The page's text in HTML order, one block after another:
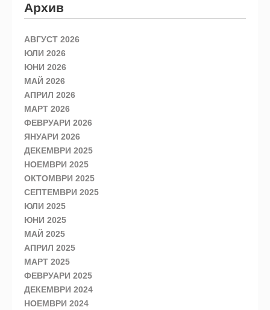
Архив
АВГУСТ 2026
ЮЛИ 2026
ЮНИ 2026
МАЙ 2026
АПРИЛ 2026
МАРТ 2026
ФЕВРУАРИ 2026
ЯНУАРИ 2026
ДЕКЕМВРИ 2025
НОЕМВРИ 2025
ОКТОМВРИ 2025
СЕПТЕМВРИ 2025
ЮЛИ 2025
ЮНИ 2025
МАЙ 2025
АПРИЛ 2025
МАРТ 2025
ФЕВРУАРИ 2025
ДЕКЕМВРИ 2024
НОЕМВРИ 2024